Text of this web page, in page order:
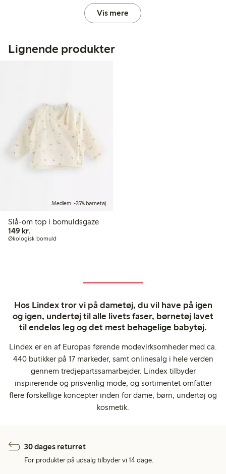
Vis mere
Lignende produkter
Medlem: -25% børnetøj
Slå-om top i bomuldsgaze
149 kr.
Økologisk bomuld
Hos Lindex tror vi på dametøj, du vil have på igen
og igen, undertøj til alle livets faser, børnetøj lavet
til endeløs leg og det mest behagelige babytøj.
Lindex er en af Europas førende modevirksomheder med ca.
440 butikker på 17 markeder, samt onlinesalg i hele verden
gennem tredjepartssamarbejder. Lindex tilbyder
inspirerende og prisvenlig mode, og sortimentet omfatter
flere forskellige koncepter inden for dame, børn, undertøj og
kosmetik.
30 dages returret
For produkter på udsalg tilbyder vi 14 dage.